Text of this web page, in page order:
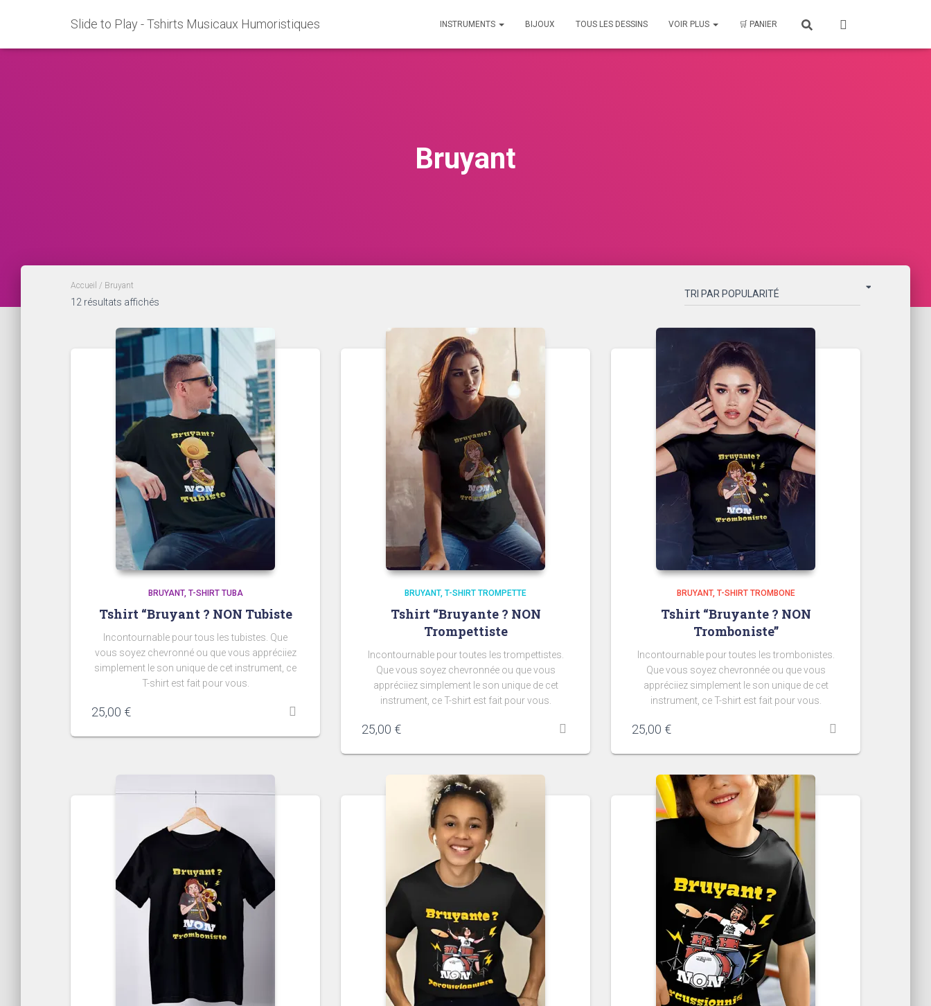
Slide to Play - Tshirts Musicaux Humoristiques INSTRUMENTS BIJOUX TOUS LES DESSINS VOIR PLUS 🛒 PANIER
Bruyant
Accueil / Bruyant
12 résultats affichés
popularité
BRUYANT T-SHIRT TUBA
Tshirt “Bruyant ? NON Tubiste
Incontournable pour tous les tubistes. Que
vous soyez chevronné ou que vous appréciiez
simplement le son unique de cet instrument, ce
T-shirt est fait pour vous.
25,00 €
BRUYANT T-SHIRT TROMPETTE
Tshirt “Bruyante ? NON
Trompettiste
Incontournable pour toutes les trompettistes.
Que vous soyez chevronnée ou que vous
appréciiez simplement le son unique de cet
instrument, ce T-shirt est fait pour vous.
25,00 €
BRUYANT T-SHIRT TROMBONE
Tshirt “Bruyante ? NON
Tromboniste”
Incontournable pour toutes les trombonistes.
Que vous soyez chevronnée ou que vous
appréciiez simplement le son unique de cet
instrument, ce T-shirt est fait pour vous.
25,00 €